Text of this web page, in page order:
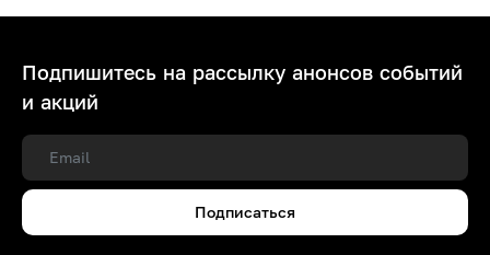
Подпишитесь на рассылку анонсов событий
и акций
Подписаться